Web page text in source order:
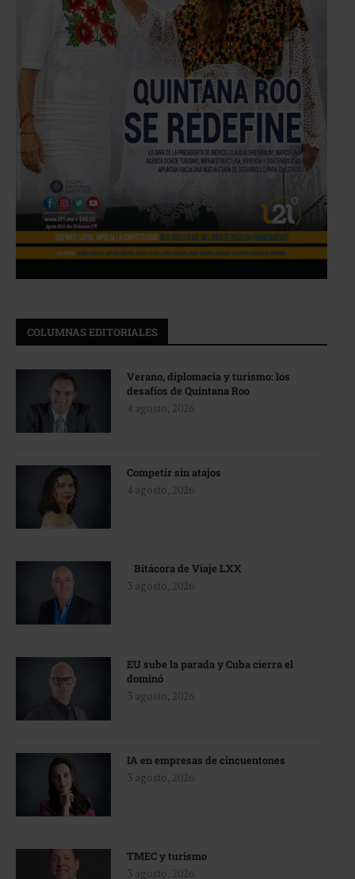
COLUMNAS EDITORIALES
Verano, diplomacia y turismo: los
desafíos de Quintana Roo
4 agosto, 2026
Competir sin atajos
4 agosto, 2026
Bitácora de Viaje LXX
3 agosto, 2026
EU sube la parada y Cuba cierra el
dominó
3 agosto, 2026
IA en empresas de cincuentones
3 agosto, 2026
TMEC y turismo
3 agosto, 2026